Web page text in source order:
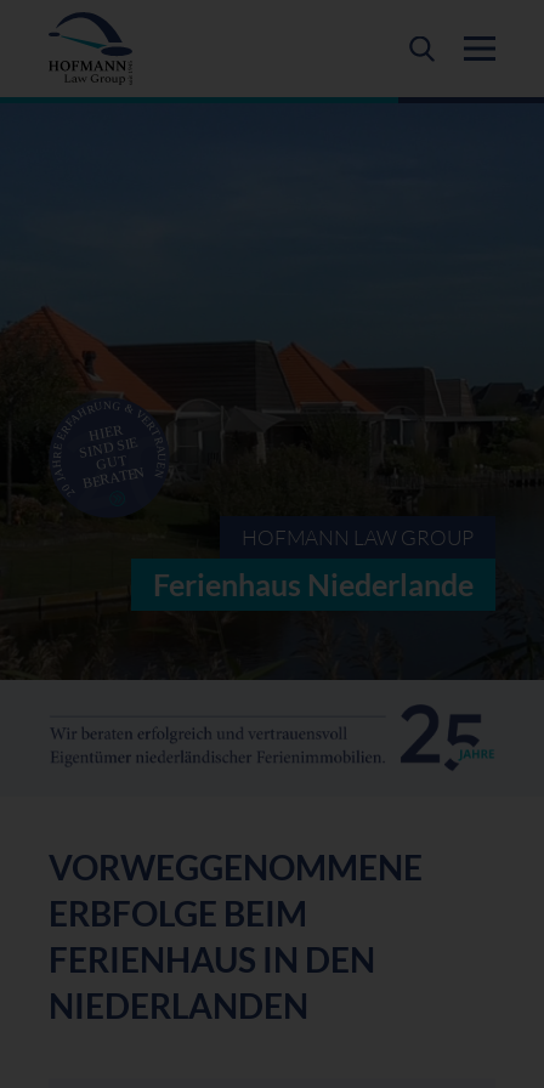
HOFMANN LAW GROUP
Ferienhaus Niederlande
VORWEGGENOMMENE
ERBFOLGE BEIM
FERIENHAUS IN DEN
NIEDERLANDEN